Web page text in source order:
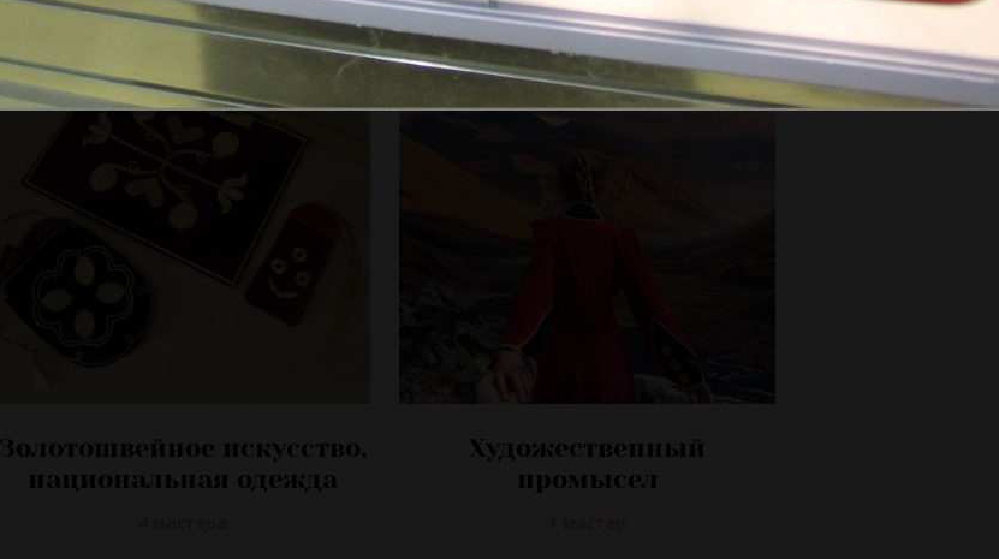
Золотошвейное искусство,
национальная одежда
Художественный
промысел